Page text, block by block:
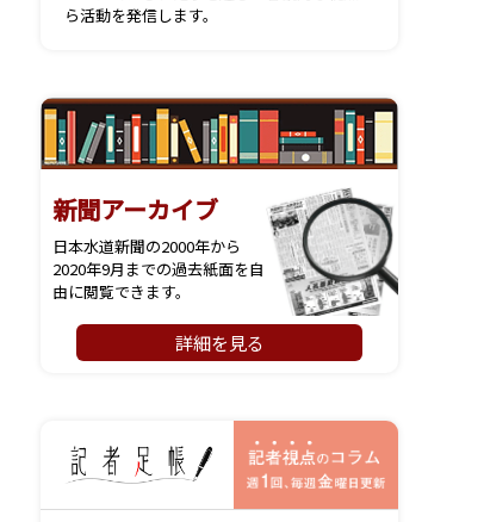
マイクリップに追加
ら活動を発信します。
新聞アーカイブ
日本水道新聞の2000年から
2020年9月までの過去紙面を自
由に閲覧できます。
詳細を見る